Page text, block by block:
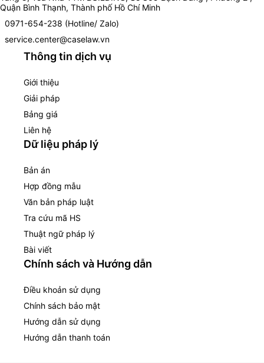
Quận Bình Thạnh, Thành phố Hồ Chí Minh
0971-654-238 (Hotline/ Zalo)
service.center@caselaw.vn
Thông tin dịch vụ
Giới thiệu
Giải pháp
Bảng giá
Liên hệ
Dữ liệu pháp lý
Bản án
Hợp đồng mẫu
Văn bản pháp luật
Tra cứu mã HS
Thuật ngữ pháp lý
Bài viết
Chính sách và Hướng dẫn
Điều khoản sử dụng
Chính sách bảo mật
Hướng dẫn sử dụng
Hướng dẫn thanh toán